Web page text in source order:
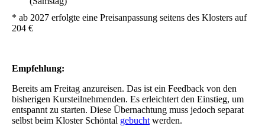
* ab 2027 erfolgte eine Preisanpassung seitens des Klosters auf
204 €
Empfehlung:
Bereits am Freitag anzureisen. Das ist ein Feedback von den
bisherigen Kursteilnehmenden. Es erleichtert den Einstieg, um
entspannt zu starten. Diese Übernachtung muss jedoch separat
selbst beim Kloster Schöntal gebucht werden.